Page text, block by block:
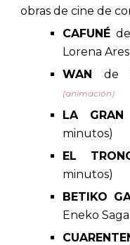
obras de cine de
CAFUNÉ
Lorena
WANde
(animación)
LA
minutos)
EL
minutos)
BETIKO
Eneko